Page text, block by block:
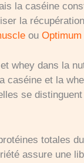
la caséine
la
ou
whey dans la
et la
se
totales
assure une